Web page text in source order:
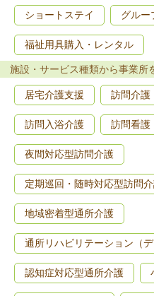
ショートステイ グルー
福祉用具購入・レンタル
施設・サービス種類から事業所
居宅介護支援 訪問介護
訪問入浴介護 訪問看護
夜間対応型訪問介護
定期巡回・随時対応型訪問
地域密着型通所介護
通所リハビリテーション（デ
認知症対応型通所介護